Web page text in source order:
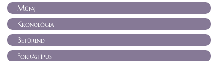
Műfaj
Kronológia
Betűrend
Forrástípus